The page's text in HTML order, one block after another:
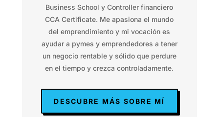
Business School y Controller financiero
CCA Certificate. Me apasiona el mundo
del emprendimiento y mi vocación es
ayudar a pymes y emprendedores a tener
un negocio rentable y sólido que perdure
en el tiempo y crezca controladamente.
DESCUBRE MÁS SOBRE MÍ